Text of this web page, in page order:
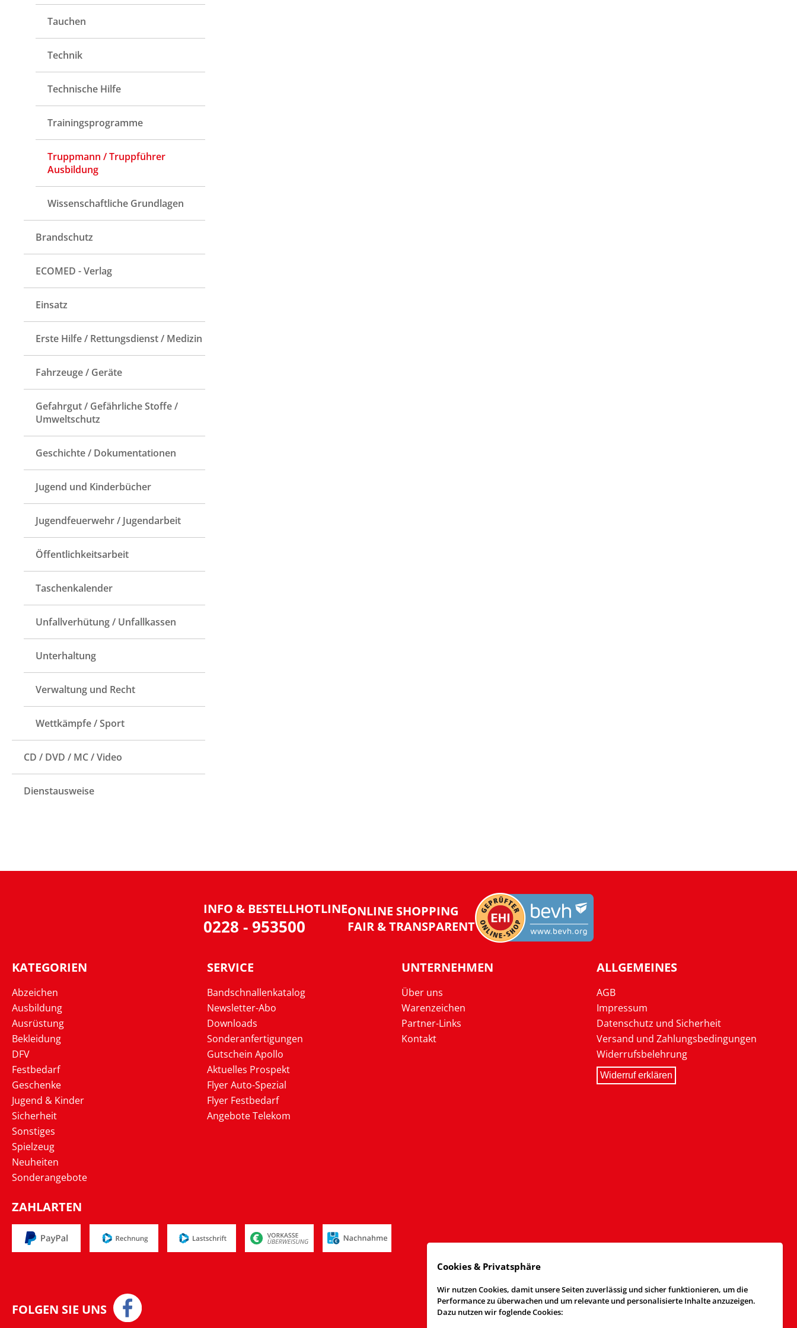
Tauchen
Technik
Technische Hilfe
Trainingsprogramme
Truppmann / Truppführer
Ausbildung
Wissenschaftliche Grundlagen
Brandschutz
ECOMED - Verlag
Einsatz
Erste Hilfe / Rettungsdienst / Medizin
Fahrzeuge / Geräte
Gefahrgut / Gefährliche Stoffe /
Umweltschutz
Geschichte / Dokumentationen
Jugend und Kinderbücher
Jugendfeuerwehr / Jugendarbeit
Öffentlichkeitsarbeit
Taschenkalender
Unfallverhütung / Unfallkassen
Unterhaltung
Verwaltung und Recht
Wettkämpfe / Sport
CD / DVD / MC / Video
Dienstausweise
INFO & BESTELLHOTLINE
0228 - 953500
ONLINE SHOPPING
FAIR & TRANSPARENT
KATEGORIEN
Abzeichen
Ausbildung
Ausrüstung
Bekleidung
DFV
Festbedarf
Geschenke
Jugend & Kinder
Sicherheit
Sonstiges
Spielzeug
Neuheiten
Sonderangebote
SERVICE
Bandschnallenkatalog
Newsletter-Abo
Downloads
Sonderanfertigungen
Gutschein Apollo
Aktuelles Prospekt
Flyer Auto-Spezial
Flyer Festbedarf
Angebote Telekom
UNTERNEHMEN
Über uns
Warenzeichen
Partner-Links
Kontakt
ALLGEMEINES
AGB
Impressum
Datenschutz und Sicherheit
Versand und Zahlungsbedingungen
Widerrufsbelehrung
Widerruf erklären
ZAHLARTEN
FOLGEN SIE UNS
Cookies & Privatsphäre
Wir nutzen Cookies, damit unsere Seiten zuverlässig und sicher funktionieren, um die
Performance zu überwachen und um relevante und personalisierte Inhalte anzuzeigen.
Dazu nutzen wir foglende Cookies: